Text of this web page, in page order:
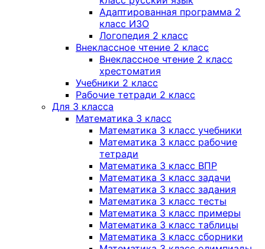
Адаптированная программа 2
класс ИЗО
Логопедия 2 класс
Внеклассное чтение 2 класс
Внеклассное чтение 2 класс
хрестоматия
Учебники 2 класс
Рабочие тетради 2 класс
Для 3 класса
Математика 3 класс
Математика 3 класс учебники
Математика 3 класс рабочие
тетради
Математика 3 класс ВПР
Математика 3 класс задачи
Математика 3 класс задания
Математика 3 класс тесты
Математика 3 класс примеры
Математика 3 класс таблицы
Математика 3 класс сборники